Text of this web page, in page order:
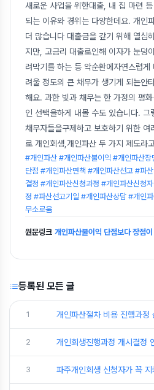
새로운 사업을 위한대출, 내 집 마련
되는 이유와 경위는 다양한데요. 개인
더 많습니다 대출금을 갚기 위해 열심
지만, 고금리 대출로인해 이자가 눈덩
려막기를 하는 등 악순환에자연스럽
려울 정도의 큰 채무가 생기게 되는안
해요. 과한 빚과 채무는 한 가정의 평
인 선택을하게 내몰 수도 있습니다. 그
채무자들을구제하고 보호하기 위한
로 개인회생,개인파산 두 가지 제도라
#개인파산 #개인파산불이익 #개인파산
단점 #개인파산면책 #개인파산선고 #파
결정 #개인파산신청과정 #개인파산신청
정 #파산선고기일 #개인파산상담 #개인
무소로움
원문링크 개인파산불이익 단점보다 장점
등록된 모든 글
1 개인파산절차 비용 진행과정
2 개인회생진행과정 개시결정
3 파주개인회생 신청자가 꼭